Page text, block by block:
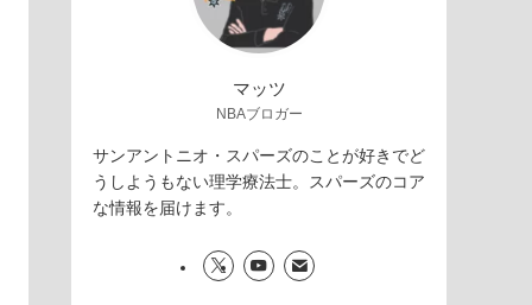
マッツ
NBAブロガー
サンアントニオ・スパーズのことが好きでど
うしようもない理学療法士。スパーズのコア
な情報を届けます。